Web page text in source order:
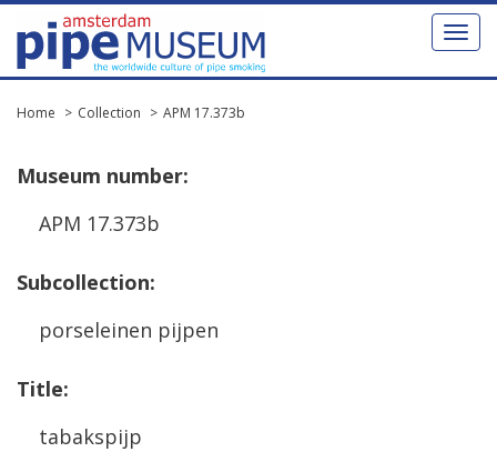
Toggle
Home Collection APM 17.373b
Museum number:
APM 17.373b
Subcollection:
porseleinen pijpen
Title:
tabakspijp